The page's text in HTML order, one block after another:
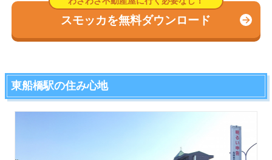
スモッカを無料ダウンロード
東船橋駅の住み心地